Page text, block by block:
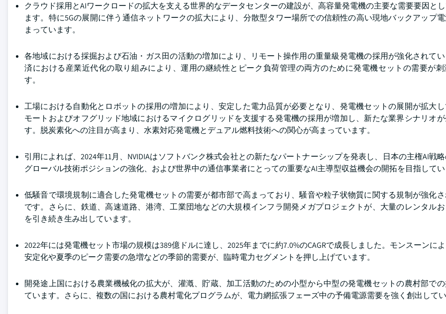
クラウド採用とAIワークロードの拡大を支える世界的なデータセンターの建設が、高容量発電機の主要な需要要因と
ます。特に5Gの展開に伴う通信ネットワークの拡大により、分散型タワー場所での信頼性の高い現地バックアップ
まっています。
各地域における採掘および石油・ガス田の活動の増加により、リモート操作用の重量級発電機の採用が強化されて
済における産業近代化の取り組みにより、運用の継続性とピーク負荷管理の両方のために発電機セットの需要が
す。
工場における自動化とロボットの採用の増加により、安定した電力品質が必要となり、発電機セットの展開が拡大
モートおよびオフグリッド地域におけるマイクログリッドを支援する発電機の採用が増加し、新たな業界シナリオ
す。脱炭素化への注目が高まり、水素対応発電機とデュアル燃料技術への関心が高まっています。
引用によれば、2024年11月、NVIDIAはソフトバンク株式会社との新たなパートナーシップを発表し、日本の主権AI戦
グローバル技術ポジションの強化、および世界中の通信事業者にとっての重要なAI主導型収益機会の開拓を目指して
低騒音で環境規制に適合した発電機セットの需要が都市部で高まっており、騒音や粒子状物質に関する規制が強化
です。さらに、鉄道、高速道路、港湾、工業団地などの大規模インフラ開発メガプロジェクトが、大量のレンタル
を引き続き生み出しています。
2022年には発電機セット市場の規模は389億ドルに達し、2025年までに約7.0%のCAGRで成長しました。モンスーンに
安定化や夏季のピーク需要の急増などの季節的需要が、臨時電力セグメントを押し上げています。
開発途上国における農業機械化の拡大が、灌漑、貯蔵、加工活動のための小型から中型の発電機セットの農村部で
ています。さらに、複数の国における農村電化プログラムが、電力網拡張フェーズ中の予備電源需要を強く創出して